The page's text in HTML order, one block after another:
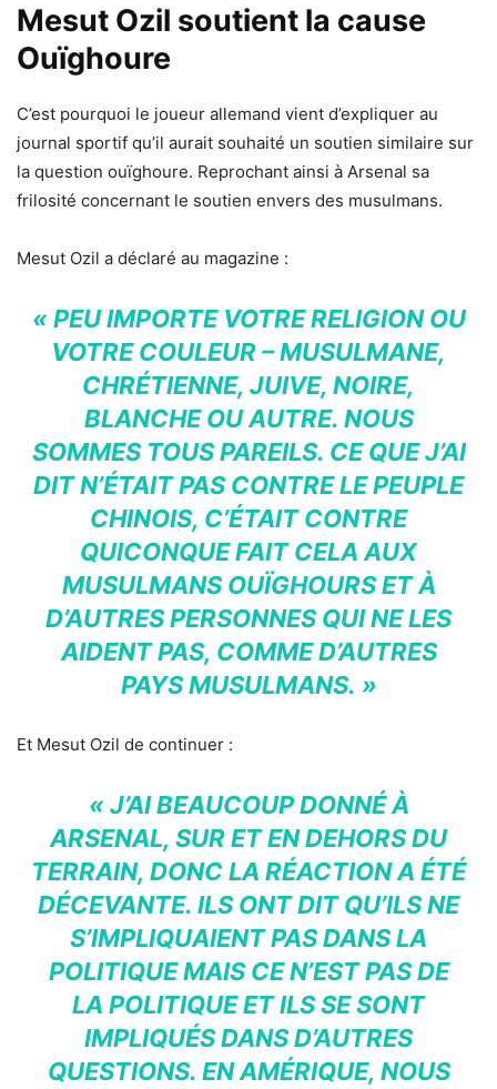
Mesut Ozil soutient la cause
Ouïghoure
C’est pourquoi le joueur allemand vient d’expliquer au
journal sportif qu’il aurait souhaité un soutien similaire sur
la question ouïghoure. Reprochant ainsi à Arsenal sa
frilosité concernant le soutien envers des musulmans.
Mesut Ozil a déclaré au magazine :
« PEU IMPORTE VOTRE RELIGION OU
VOTRE COULEUR – MUSULMANE,
CHRÉTIENNE, JUIVE, NOIRE,
BLANCHE OU AUTRE. NOUS
SOMMES TOUS PAREILS. CE QUE J’AI
DIT N’ÉTAIT PAS CONTRE LE PEUPLE
CHINOIS, C’ÉTAIT CONTRE
QUICONQUE FAIT CELA AUX
MUSULMANS OUÏGHOURS ET À
D’AUTRES PERSONNES QUI NE LES
AIDENT PAS, COMME D’AUTRES
PAYS MUSULMANS. »
Et Mesut Ozil de continuer :
« J’AI BEAUCOUP DONNÉ À
ARSENAL, SUR ET EN DEHORS DU
TERRAIN, DONC LA RÉACTION A ÉTÉ
DÉCEVANTE. ILS ONT DIT QU’ILS NE
S’IMPLIQUAIENT PAS DANS LA
POLITIQUE MAIS CE N’EST PAS DE
LA POLITIQUE ET ILS SE SONT
IMPLIQUÉS DANS D’AUTRES
QUESTIONS. EN AMÉRIQUE, NOUS